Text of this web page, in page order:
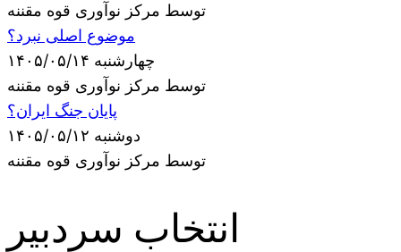
توسط مرکز نوآوری قوه مقننه
موضوع اصلی نبرد؟
چهارشنبه ۱۴۰۵/۰۵/۱۴
توسط مرکز نوآوری قوه مقننه
پایان جنگ ایران؟
دوشنبه ۱۴۰۵/۰۵/۱۲
توسط مرکز نوآوری قوه مقننه
انتخاب سردبیر